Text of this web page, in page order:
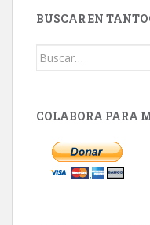
BUSCAR EN
Buscar:
COLABORA PARA